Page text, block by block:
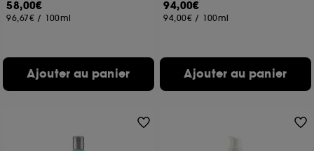
58,00€
96,67€ / 100ml
Ajouter au panier
94,00€
94,00€ / 100ml
Ajouter au panier